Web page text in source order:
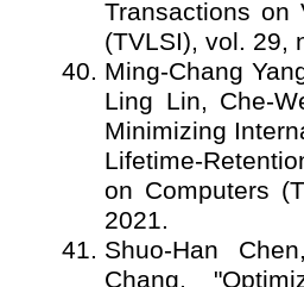
Transactions on
(TVLSI), vol. 29,
Ming-Chang
Ling Lin, Che-
Minimizing
Lifetime-
on Computers
2021.
Shuo-Han
Chang,